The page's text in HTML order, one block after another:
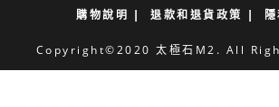
購物說明 退款和退貨政策
Copyright©2020 太極石M2. All